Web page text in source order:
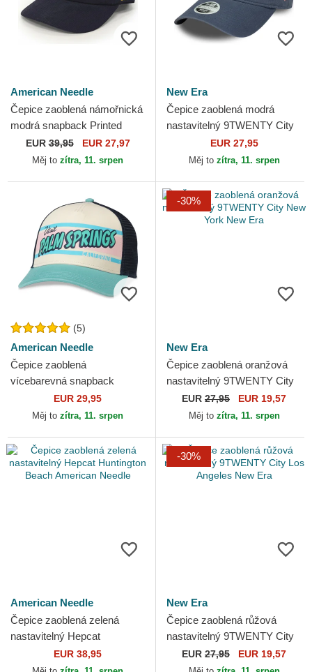
American Needle
Čepice zaoblená námořnická
modrá snapback Printed
Cord American Needle
EUR39,95 EUR 27,97
Měj to zítra, 11. srpen
New Era
Čepice zaoblená modrá
nastavitelný 9TWENTY City
Nashville New Era
EUR 27,95
Měj to zítra, 11. srpen
(5)
American Needle
Čepice zaoblená
vícebarevná snapback
California Sinclair American
Needle
EUR 29,95
Měj to zítra, 11. srpen
-30%
New Era
Čepice zaoblená oranžová
nastavitelný 9TWENTY City
New York New Era
EUR 27,95 EUR 19,57
Měj to zítra, 11. srpen
American Needle
Čepice zaoblená zelená
nastavitelný Hepcat
Huntington Beach American
Needle
EUR 38,95
-30%
New Era
Čepice zaoblená růžová
nastavitelný 9TWENTY City
Los Angeles New Era
EUR 27,95 EUR 19,57